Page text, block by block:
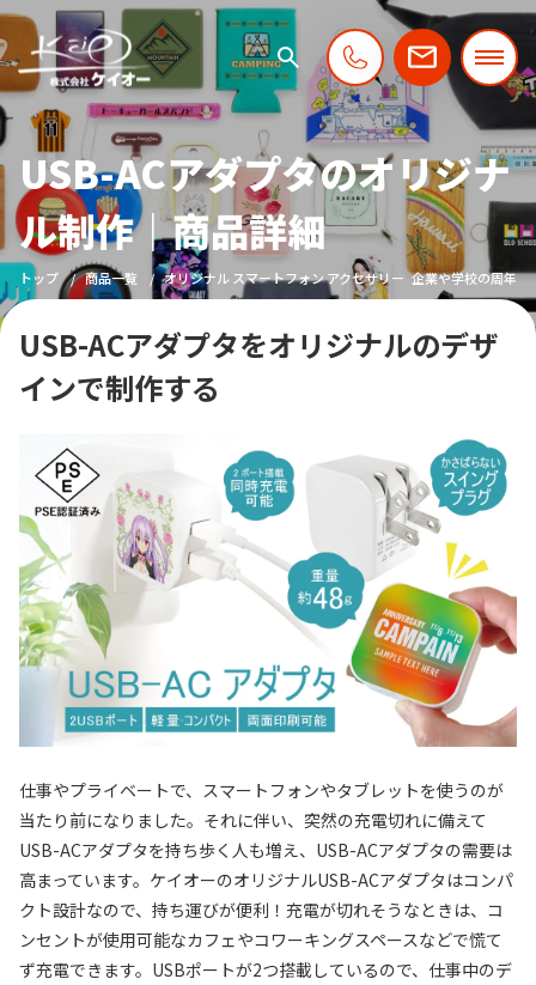
USB-ACアダプタのオリジナ
ル制作｜商品詳細
トップ 商品一覧 オリジナル スマートフォン アクセサリー 企業や学校の周年・
USB-ACアダプタをオリジナルのデザ
インで制作する
仕事やプライベートで、スマートフォンやタブレットを使うのが
当たり前になりました。それに伴い、突然の充電切れに備えて
USB-ACアダプタを持ち歩く人も増え、USB-ACアダプタの需要は
高まっています。ケイオーのオリジナルUSB-ACアダプタはコンパ
クト設計なので、持ち運びが便利！充電が切れそうなときは、コ
ンセントが使用可能なカフェやコワーキングスペースなどで慌て
ず充電できます。USBポートが2つ搭載しているので、仕事中のデ